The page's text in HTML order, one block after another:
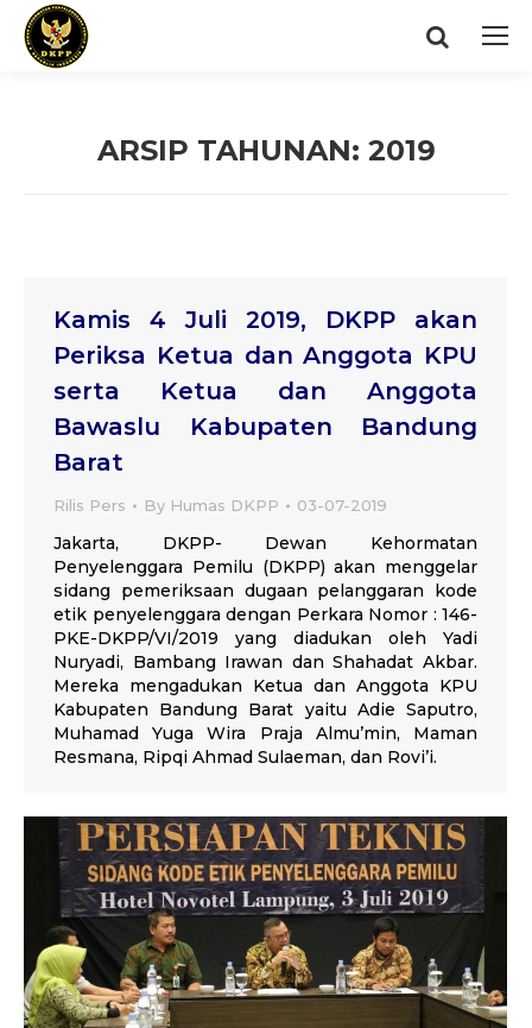
Search:
ARSIP TAHUNAN: 2019
Kamis 4 Juli 2019, DKPP akan
Periksa Ketua dan Anggota KPU
serta Ketua dan Anggota
Bawaslu Kabupaten Bandung
Barat
Rilis Pers By Humas DKPP 03-07-2019
Jakarta, DKPP- Dewan Kehormatan
Penyelenggara Pemilu (DKPP) akan menggelar
sidang pemeriksaan dugaan pelanggaran kode
etik penyelenggara dengan Perkara Nomor : 146-
PKE-DKPP/VI/2019 yang diadukan oleh Yadi
Nuryadi, Bambang Irawan dan Shahadat Akbar.
Mereka mengadukan Ketua dan Anggota KPU
Kabupaten Bandung Barat yaitu Adie Saputro,
Muhamad Yuga Wira Praja Almu’min, Maman
Resmana, Ripqi Ahmad Sulaeman, dan Rovi’i.